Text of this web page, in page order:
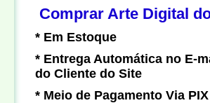
Comprar Arte Digital
* Em Estoque
* Entrega Automática no E-
do Cliente do Site
* Meio de Pagamento Via PIX